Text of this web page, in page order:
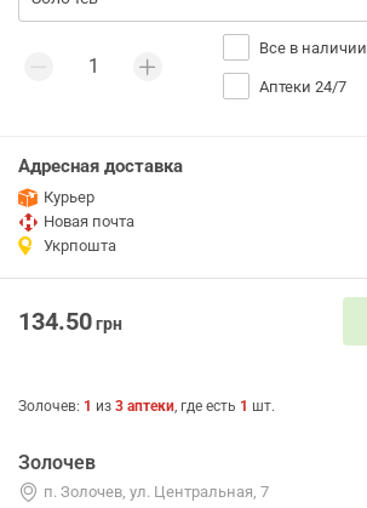
Все в наличии
Аптеки 24/7
Адресная доставка
Курьер
Новая почта
Укрпошта
134.50грн
Золочев: 1 из 3 аптеки, где есть 1 шт.
Золочев
п. Золочев, ул. Центральная, 7